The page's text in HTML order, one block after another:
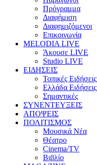
Πρόγραμμα
Διαφήμιση
Διαφημιζόμενοι
Επικοινωνία
MELODIA LIVE
Άκουσε LIVE
Studio LIVE
ΕΙΔΗΣΕΙΣ
Τοπικές Ειδήσεις
Ελλάδα Ειδήσεις
Σημαντικές
ΣΥΝΕΝΤΕΥΞΕΙΣ
ΑΠΟΨΕΙΣ
ΠΟΛΙΤΙΣΜΟΣ
Μουσικά Νέα
Θέατρο
Cinema/TV
Βιβλίο